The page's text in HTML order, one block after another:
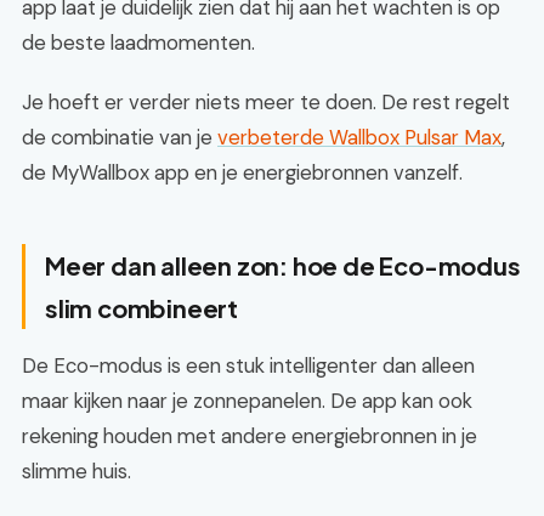
app laat je duidelijk zien dat hij aan het wachten is op
de beste laadmomenten.
Je hoeft er verder niets meer te doen. De rest regelt
de combinatie van je verbeterde Wallbox Pulsar Max,
de MyWallbox app en je energiebronnen vanzelf.
Meer dan alleen zon: hoe de Eco-modus
slim combineert
De Eco-modus is een stuk intelligenter dan alleen
maar kijken naar je zonnepanelen. De app kan ook
rekening houden met andere energiebronnen in je
slimme huis.